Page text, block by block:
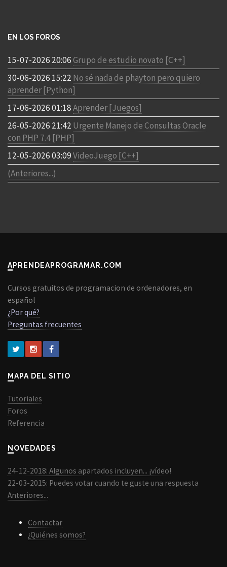
EN LOS FOROS
15-07-2026 20:06Grupo de estudio novato [C++]
30-06-2026 15:22 No sé nada de phayton pero quiero
aprender [Python]
17-06-2026 01:18Aprender [Juegos]
26-05-2026 21:42 Urgente Manejo de Consultas Oracle
con PHP 7.4 [PHP]
12-05-2026 03:09VideoJuego [C++]
(Anteriores...)
APRENDEAPROGRAMAR.COM
Cursos gratuitos de programacion de ordenadores, en
español
¿Por qué?
Preguntas frecuentes
MAPA DEL SITIO
Tutoriales
Foros
Referencia
NOVEDADES
24-12-2018: Algunos apartados incluyen... ¡vídeo!
22-03-2015: Puedes votar cuando te guste una respuesta
Anteriores...
Contactar
¿Quiénes somos?